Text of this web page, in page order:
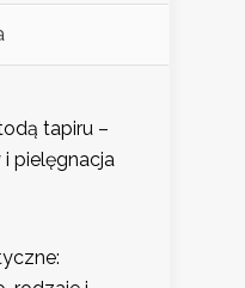
tapiru –
pielęgnacja